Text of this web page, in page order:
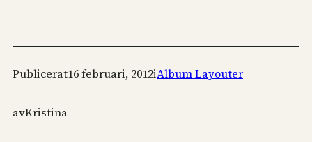
Publicerat16 februari, 2012iAlbum Layouter
avKristina